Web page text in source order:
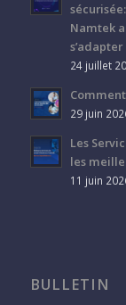
Namtek
24 juillet
29 juin
Les
les
11 juin
BULLETIN